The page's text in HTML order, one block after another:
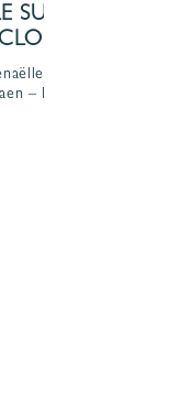
SUR-
– Mondeville